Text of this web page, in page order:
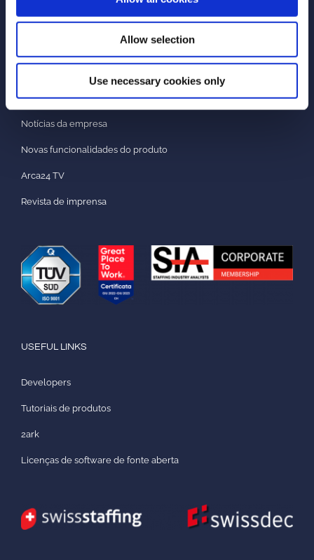
Allow selection
Use necessary cookies only
NEWS & PRESS
Notícias da empresa
Novas funcionalidades do produto
Arca24 TV
Revista de imprensa
USEFUL LINKS
Developers
Tutoriais de produtos
2ark
Licenças de software de fonte aberta